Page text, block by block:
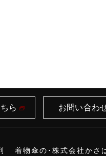
ら お問い合わ
着物傘の･株式会社かさ